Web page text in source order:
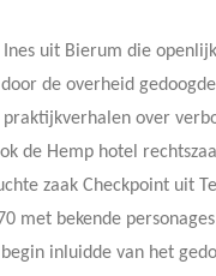
uit Bierum die
de overheid
over
Hemp hotel
zaak Checkpoint uit
met bekende
inluidde van het